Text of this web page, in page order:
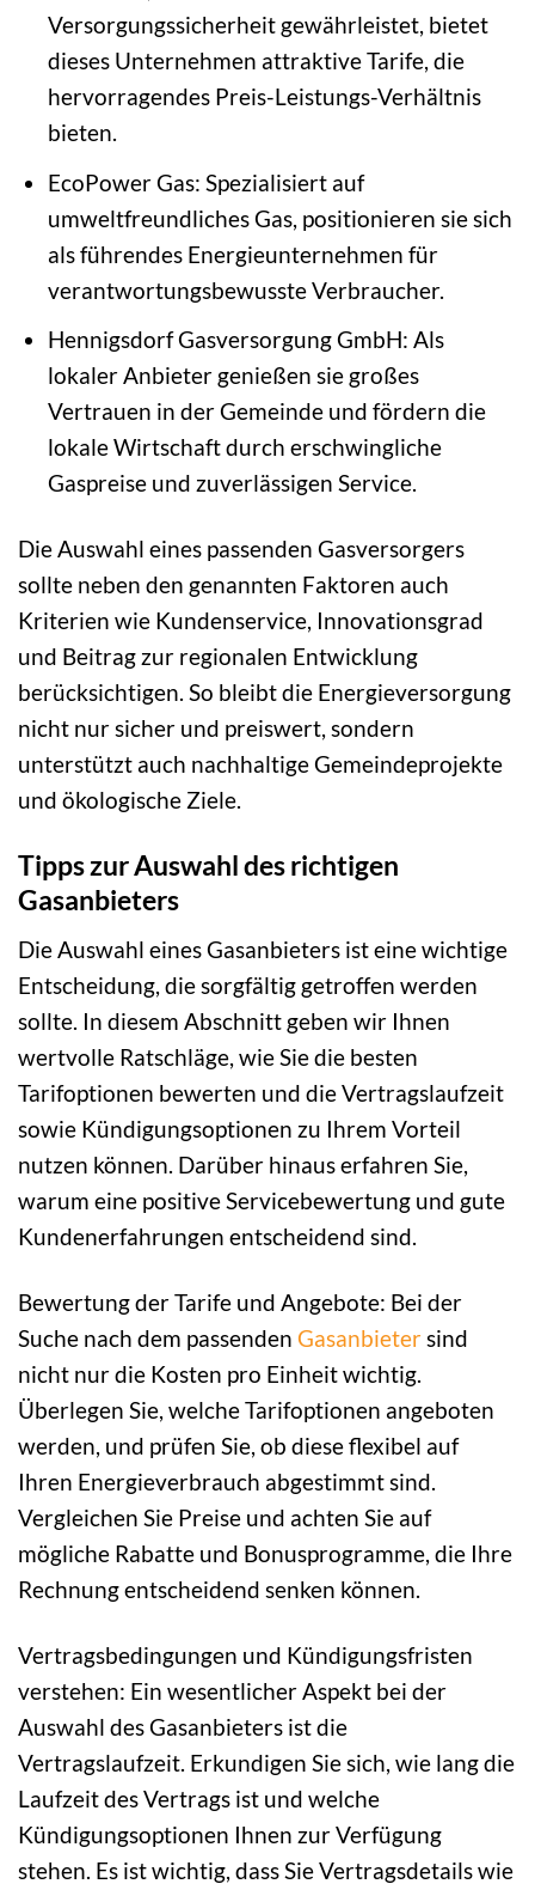
Versorgungssicherheit gewährleistet, bietet
dieses Unternehmen attraktive Tarife, die
hervorragendes Preis-Leistungs-Verhältnis
bieten.
EcoPower Gas: Spezialisiert auf
umweltfreundliches Gas, positionieren sie sich
als führendes Energieunternehmen für
verantwortungsbewusste Verbraucher.
Hennigsdorf Gasversorgung GmbH: Als
lokaler Anbieter genießen sie großes
Vertrauen in der Gemeinde und fördern die
lokale Wirtschaft durch erschwingliche
Gaspreise und zuverlässigen Service.
Die Auswahl eines passenden Gasversorgers
sollte neben den genannten Faktoren auch
Kriterien wie Kundenservice, Innovationsgrad
und Beitrag zur regionalen Entwicklung
berücksichtigen. So bleibt die Energieversorgung
nicht nur sicher und preiswert, sondern
unterstützt auch nachhaltige Gemeindeprojekte
und ökologische Ziele.
Tipps zur Auswahl des richtigen
Gasanbieters
Die Auswahl eines Gasanbieters ist eine wichtige
Entscheidung, die sorgfältig getroffen werden
sollte. In diesem Abschnitt geben wir Ihnen
wertvolle Ratschläge, wie Sie die besten
Tarifoptionen bewerten und die Vertragslaufzeit
sowie Kündigungsoptionen zu Ihrem Vorteil
nutzen können. Darüber hinaus erfahren Sie,
warum eine positive Servicebewertung und gute
Kundenerfahrungen entscheidend sind.
Bewertung der Tarife und Angebote: Bei der
Suche nach dem passenden Gasanbietersind
nicht nur die Kosten pro Einheit wichtig.
Überlegen Sie, welche Tarifoptionen angeboten
werden, und prüfen Sie, ob diese flexibel auf
Ihren Energieverbrauch abgestimmt sind.
Vergleichen Sie Preise und achten Sie auf
mögliche Rabatte und Bonusprogramme, die Ihre
Rechnung entscheidend senken können.
Vertragsbedingungen und Kündigungsfristen
verstehen: Ein wesentlicher Aspekt bei der
Auswahl des Gasanbieters ist die
Vertragslaufzeit. Erkundigen Sie sich, wie lang die
Laufzeit des Vertrags ist und welche
Kündigungsoptionen Ihnen zur Verfügung
stehen. Es ist wichtig, dass Sie Vertragsdetails wie